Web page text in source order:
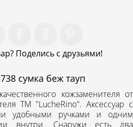
Поделись с друзьями!
738 сумка беж тауп
кожзаменителя от
ТМ "LucheRino". Аксессуар с
удобными ручками и одним
внутри. Снаружи есть два